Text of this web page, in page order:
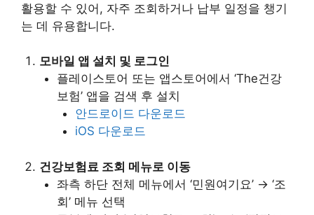
활용할 수 있어, 자주 조회하거나 납부 일정을 챙기
는 데 유용합니다.
모바일 앱 설치 및 로그인
플레이스토어 또는 앱스토어에서 ‘The건강
보험’ 앱을 검색 후 설치
안드로이드 다운로드
iOS 다운로드
건강보험료 조회 메뉴로 이동
좌측 하단 전체 메뉴에서 ‘민원여기요’ → ‘조
회’ 메뉴 선택